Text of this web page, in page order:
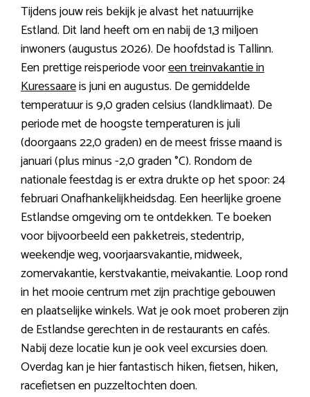
Tijdens jouw reis bekijk je alvast het natuurrijke
Estland. Dit land heeft om en nabij de 1,3 miljoen
inwoners (augustus 2026). De hoofdstad is Tallinn.
Een prettige reisperiode vooreen treinvakantie in
Kuressaareis juni en augustus. De gemiddelde
temperatuur is 9,0 graden celsius (landklimaat). De
periode met de hoogste temperaturen is juli
(doorgaans 22,0 graden) en de meest frisse maand is
januari (plus minus -2,0 graden °C). Rondom de
nationale feestdag is er extra drukte op het spoor: 24
februari Onafhankelijkheidsdag. Een heerlijke groene
Estlandse omgeving om te ontdekken. Te boeken
voor bijvoorbeeld een pakketreis, stedentrip,
weekendje weg, voorjaarsvakantie, midweek,
zomervakantie, kerstvakantie, meivakantie. Loop rond
in het mooie centrum met zijn prachtige gebouwen
en plaatselijke winkels. Wat je ook moet proberen zijn
de Estlandse gerechten in de restaurants en cafés.
Nabij deze locatie kun je ook veel excursies doen.
Overdag kan je hier fantastisch hiken, fietsen, hiken,
racefietsen en puzzeltochten doen.